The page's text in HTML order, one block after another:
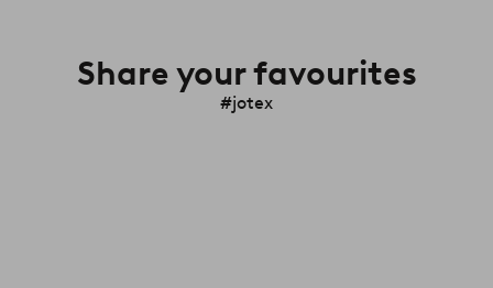
Share your favourites
#jotex